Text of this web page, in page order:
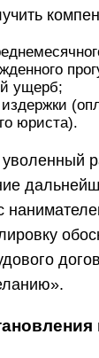
ущерб;
юриста).